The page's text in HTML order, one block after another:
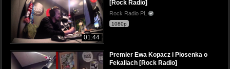
01:44
[Rock Radio]
Rock Radio PL
1080p
Premier Ewa Kopacz i Piosenka o
Fekaliach [Rock Radio]